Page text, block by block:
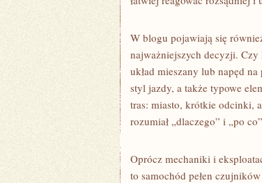
W blogu pojawiają się
najważniejszych decyzji.
układ mieszany lub napęd
styl jazdy, a także typowe
tras: miasto, krótkie odcinki,
rozumiał „dlaczego” i „po
Oprócz mechaniki i
to samochód pełen